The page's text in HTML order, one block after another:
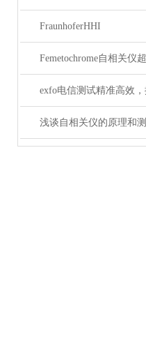
FraunhoferHHI
浅谈自相关仪的原理和